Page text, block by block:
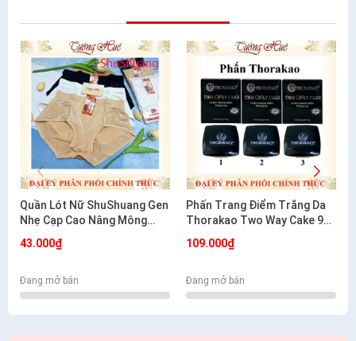
Quần Lót Nữ ShuShuang Gen
Nhẹ Cạp Cao Nâng Mông
43.000₫
Đang mở bán
Phấn Trang Điểm Trắng Da
Thorakao Two Way Cake 9g
109.000₫
Đang mở bán